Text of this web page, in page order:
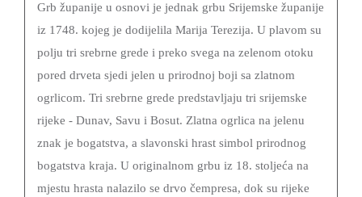
Grb županije u osnovi je jednak grbu Srijemske županije
iz 1748. kojeg je dodijelila Marija Terezija. U plavom su
polju tri srebrne grede i preko svega na zelenom otoku
pored drveta sjedi jelen u prirodnoj boji sa zlatnom
ogrlicom. Tri srebrne grede predstavljaju tri srijemske
rijeke - Dunav, Savu i Bosut. Zlatna ogrlica na jelenu
znak je bogatstva, a slavonski hrast simbol prirodnog
bogatstva kraja. U originalnom grbu iz 18. stoljeća na
mjestu hrasta nalazilo se drvo čempresa, dok su rijeke